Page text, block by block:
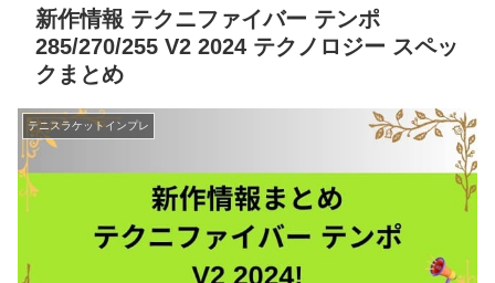
新作情報 テクニファイバー テンポ
285/270/255 V2 2024 テクノロジー スペッ
クまとめ
テニスラケットインプレ